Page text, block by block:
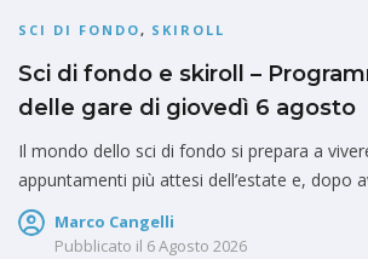
SCI DI FONDO, SKIROLL
Sci di fondo e skiroll –
delle gare di giovedì 6 agosto
Il mondo dello sci di fondo si prepara a
appuntamenti più attesi dell’estate e, dopo
Marco Cangelli
Pubblicato il 6 Agosto 2026